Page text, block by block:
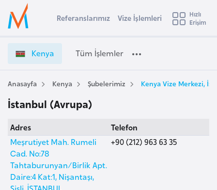
Ülke Seçimi
Başvuru yapmak istediğiniz ülkeyi seçin
Üye
Girişi
e
y
a
V
z
ş
e
m
l
e
t
Referanslarımız Vize İşlemleri
Hızlı
Erişim
Kenya Tüm İşlemler
Anasayfa Kenya Şubelerimiz Kenya Vize Merkezi,
İstanbul (Avrupa)
Adres
Meşrutiyet Mah. Rumeli
Cad. No:78
Tahtaburunyan/Birlik Apt.
Daire:4 Kat:1, Nişantaşı,
Telefon
+90 (212) 963 63 35
s
t
r
a
v
u
s
t
u